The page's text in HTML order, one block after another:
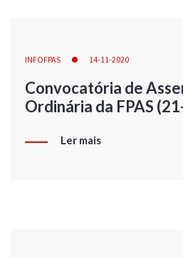
INFOFPAS 14-11-2020
Convocatória de
Ordinária da FPAS
Ler mais